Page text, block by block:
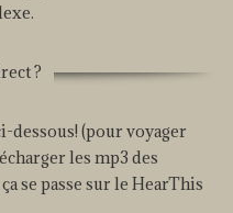
?
dessous! (pour voyager
les mp3 des
se passe sur le HearThis